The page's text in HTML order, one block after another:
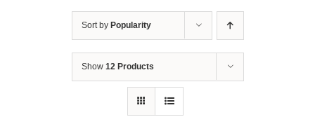
Harga
Berita
Hubungi Kami
Tentang Kami
Sort by Popularity
Show 12 Products